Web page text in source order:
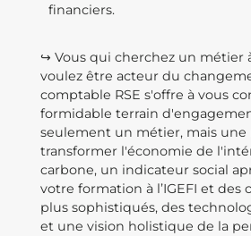
financiers.
↪️ Vous qui cherchez un métier
voulez être acteur du
comptable RSE s'offre à vous
formidable terrain
seulement un métier, mais une
transformer l'économie de
carbone, un indicateur social
votre formation à l’IGEFI et des
plus sophistiqués, des
et une vision holistique de la